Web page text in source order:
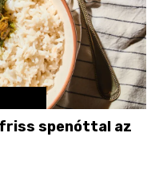
spenóttal az